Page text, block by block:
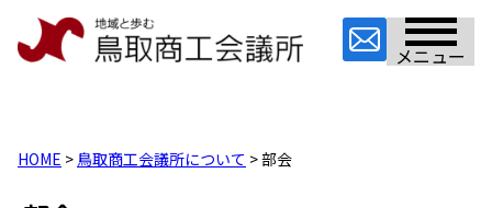
メニュー
HOME > 鳥取商工会議所について > 部会